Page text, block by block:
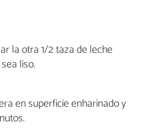
la otra 1/2 taza de leche
liso.
en superficie enharinado y